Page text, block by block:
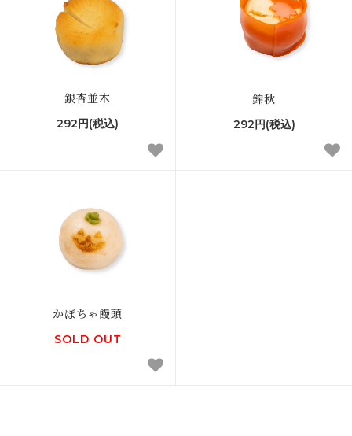
銀杏並木
292円(税込)
錦秋
292円(税込)
かぼちゃ饅頭
SOLD OUT